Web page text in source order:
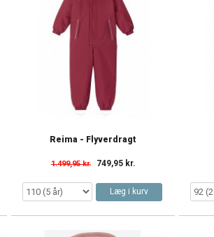
Reima - Flyverdragt
1.499,95 kr. 749,95 kr.
Læg i kurv